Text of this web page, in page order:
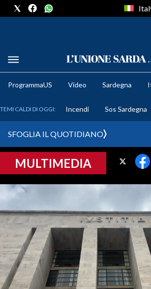
METEO
CRONACA SARDEGNA
SULCIS IGLESIENTE
MEDIO CAMPIDANO
ORISTANO E PROVINCIA
SASSARI E PROVINCIA
GALLURA
NUORO E PROVINCIA
ProgrammaUS Video Sardegna
TEMI CALDI DI OGGI: Incendi Sos Sardegna
SFOGLIA IL QUOTIDIANO
MULTIMEDIA